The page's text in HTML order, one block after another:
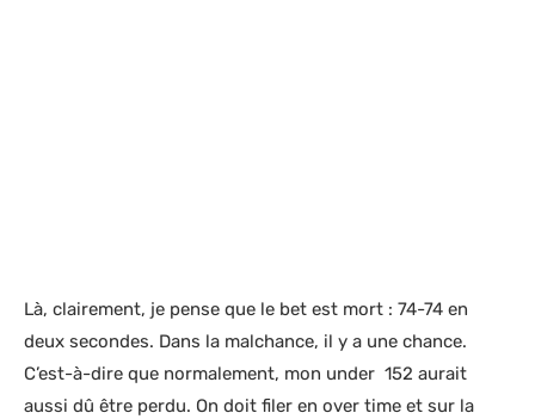
Là, clairement, je pense que le bet est mort : 74-74 en
deux secondes. Dans la malchance, il y a une chance.
C’est-à-dire que normalement, mon under 152 aurait
aussi dû être perdu. On doit filer en over time et sur la